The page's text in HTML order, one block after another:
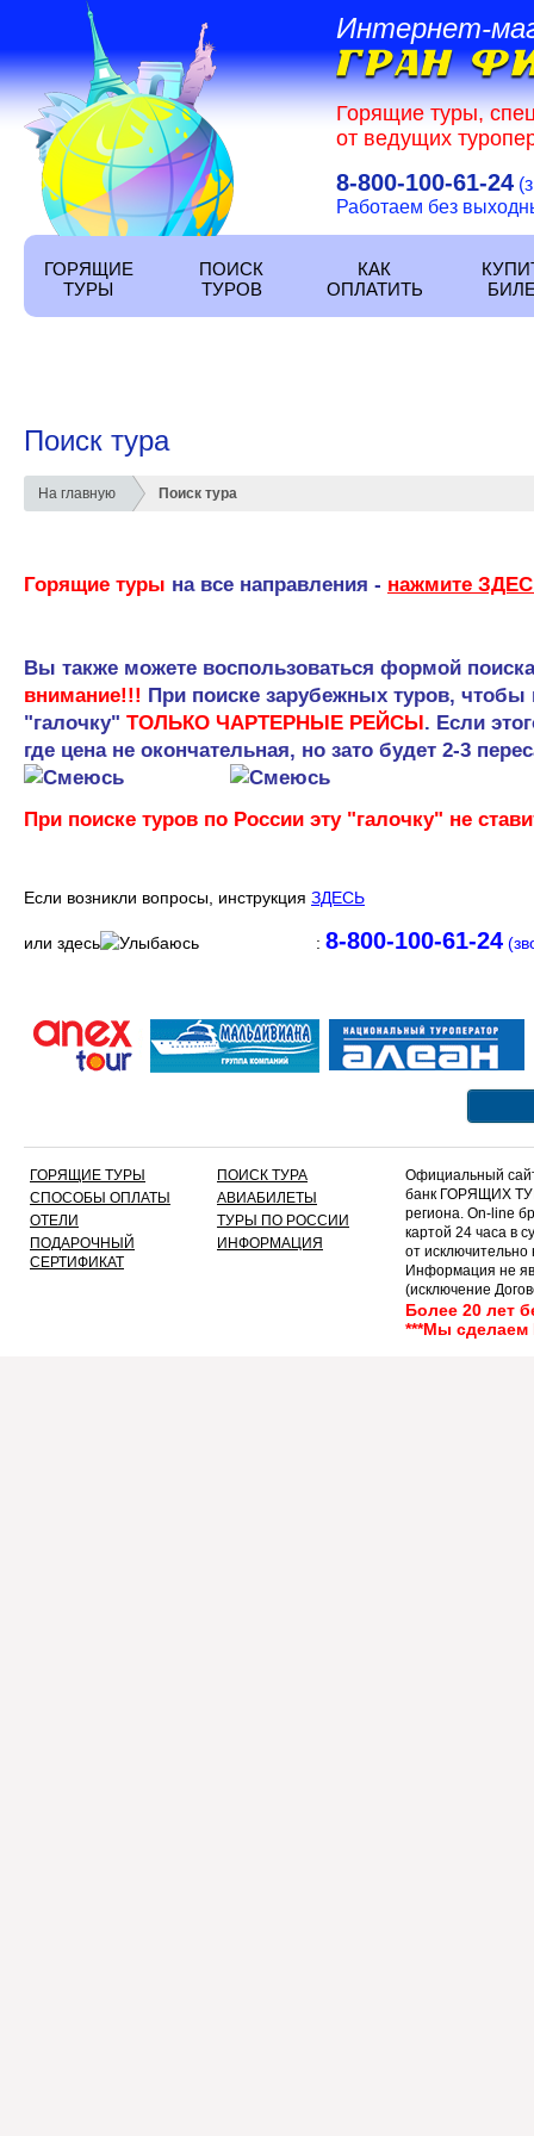
Интернет-
Горящие туры,
от ведущих
8-800-100-61-24
Работаем без
ГОРЯЩИЕ
ТУРЫ
ПОИСК
ТУРОВ
КАК
ОПЛАТИТЬ
Поиск тура
На главную Поиск тура
Горящие туры на все направления - нажмите
Вы также можете воспользоваться формой
внимание!!! При поиске зарубежных туров,
"галочку" ТОЛЬКО ЧАРТЕРНЫЕ РЕЙСЫ . Если
где цена не окончательная, но зато будет 2-3
При поиске туров по России эту "галочку" не
Если возникли вопросы, инструкция ЗДЕСЬ
или здесь : 8-800-100-61-24
ГОРЯЩИЕ ТУРЫ
ПОИСК ТУРА
СПОСОБЫ ОПЛАТЫ
АВИАБИЛЕТЫ
ОТЕЛИ
ТУРЫ ПО РОССИИ
ПОДАРОЧНЫЙ
СЕРТИФИКАТ
ИНФОРМАЦИЯ
Официальный
банк ГОРЯЩИХ
региона. On-line
картой 24 часа в
от
Информация не
(исключение
Более 20 лет
***Мы